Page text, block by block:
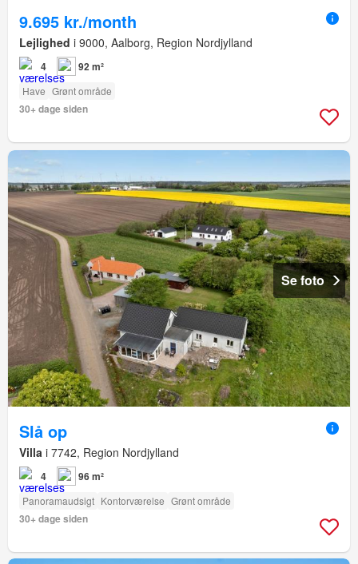
9.695 kr./month
Lejlighed i 9000, Aalborg, Region Nordjylland
4 92 m²
Have Grønt område
30+ dage siden
Se foto
Slå op
Villa i 7742, Region Nordjylland
4 96 m²
Panoramaudsigt Kontorværelse Grønt område
30+ dage siden